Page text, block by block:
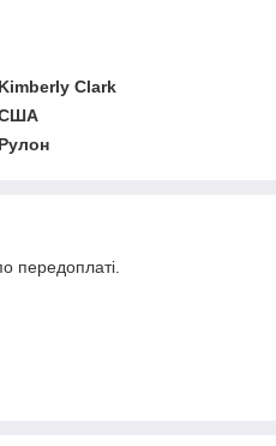
Kimberly Clark
Рулон
передоплаті.